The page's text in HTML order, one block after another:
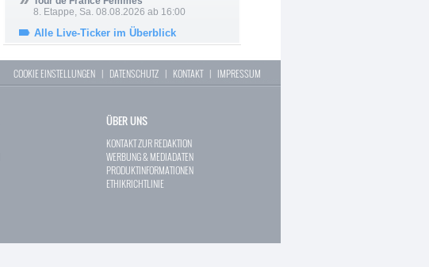
8. Etappe, Sa. 08.08.2026 ab 16:00
Alle Live-Ticker im Überblick
COOKIE EINSTELLUNGEN | DATENSCHUTZ | KONTAKT| IMPRESSUM
ÜBER UNS
KONTAKT ZUR REDAKTION
WERBUNG & MEDIADATEN
PRODUKTINFORMATIONEN
ETHIKRICHTLINIE